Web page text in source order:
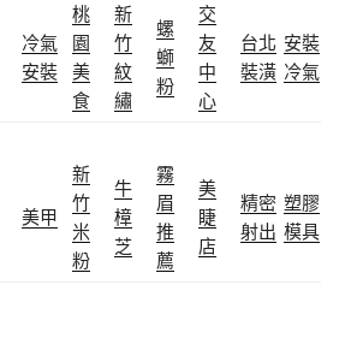
冷氣
安裝
桃
園
美
食
新
竹
紋
繡
螺
螄
粉
交
友
中
心
台北
裝潢
安裝
冷氣
美甲
新
竹
米
粉
牛
樟
芝
霧
眉
推
薦
美
睫
店
精密
射出
塑膠
模具